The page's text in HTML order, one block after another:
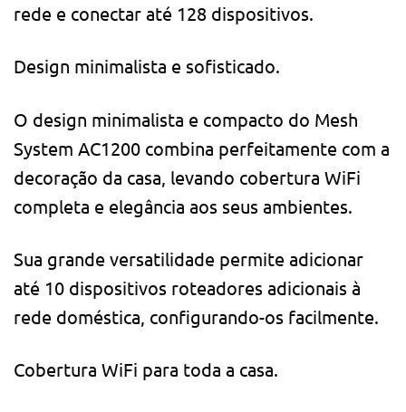
rede e conectar até 128 dispositivos.
Design minimalista e sofisticado.
O design minimalista e compacto do Mesh
System AC1200 combina perfeitamente com a
decoração da casa, levando cobertura WiFi
completa e elegância aos seus ambientes.
Sua grande versatilidade permite adicionar
até 10 dispositivos roteadores adicionais à
rede doméstica, configurando-os facilmente.
Cobertura WiFi para toda a casa.